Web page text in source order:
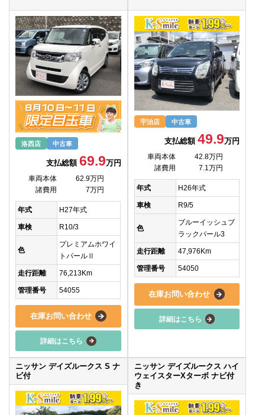
洛西店 中古車
支払総額 69.9万円
車両本体
62.9万円
諸費用
7万円
年式 H27年式
車検 R10/3
色
プレミアムホワイ
トパールⅡ
走行距離 76,213Km
管理番号 54055
在庫お問い合わせ
詳細はこちら
宇治店 中古車
支払総額49.9万円
車両本体
42.8万円
諸費用
7.1万円
年式 H26年式
車検 R9/5
色
ブルーイッシュブ
ラックパール3
走行距離 47,976Km
管理番号 54050
在庫お問い合わせ
詳細はこちら
ニッサン デイズルークス S ナ
ビ付
ニッサン デイズルークス ハイ
ウェイスターXターボ ナビ付
き